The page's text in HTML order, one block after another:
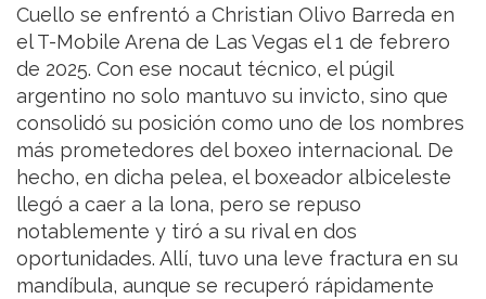
Cuello se enfrentó a Christian Olivo Barreda en
el T-Mobile Arena de Las Vegas el 1 de febrero
de 2025. Con ese nocaut técnico, el púgil
argentino no solo mantuvo su invicto, sino que
consolidó su posición como uno de los nombres
más prometedores del boxeo internacional. De
hecho, en dicha pelea, el boxeador albiceleste
llegó a caer a la lona, pero se repuso
notablemente y tiró a su rival en dos
oportunidades. Allí, tuvo una leve fractura en su
mandíbula, aunque se recuperó rápidamente